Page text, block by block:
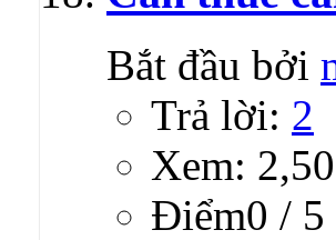
Bắt đầu bởi
Trả lời: 2
Xem:
Ðiểm0 / 5